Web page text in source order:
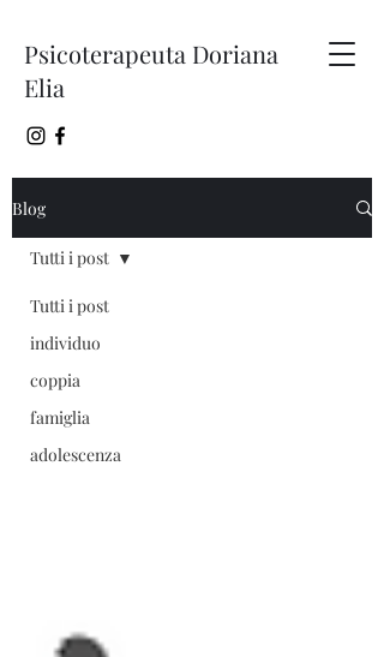
Psicoterapeuta Doriana
Elia
Blog
Tutti i post
individuo
coppia
famiglia
adolescenza
Tutti i post